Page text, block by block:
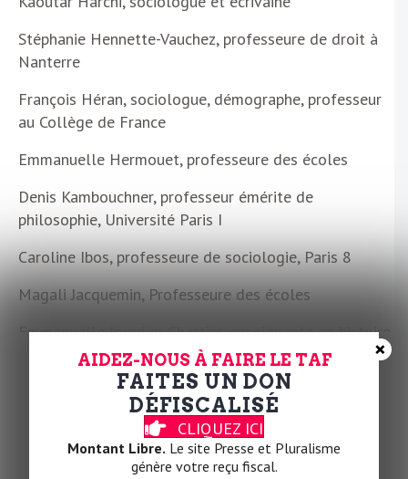
Stéphanie Hennette-Vauchez, professeure de droit à
Nanterre
François Héran, sociologue, démographe, professeur
au Collège de France
Emmanuelle Hermouet, professeure des écoles
Denis Kambouchner, professeur émérite de
philosophie, Université Paris I
Caroline Ibos, professeure de sociologie, Paris 8
Magali Jacquemin, Professeure des écoles
Emmanuelle Jourdan-Chartier, enseignante en histoire
Michel Kokoreff, sociologue, Paris 8
Mathilde Larrère, maîtresse de conférence en histoire,
Université Gustave Eiffel
Christian Laval, sociologue, Université Paris-Ouest-
AIDEZ-NOUS À FAIRE LE TAF
FAITES UN DON
DÉFISCALISÉ
CLIQUEZ ICI
Montant Libre. Le site Presse et Pluralisme
génère votre reçu fiscal.
×